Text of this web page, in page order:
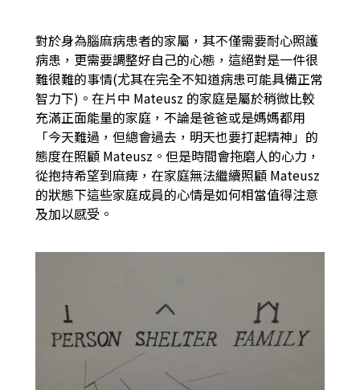
對於身為腦麻病患者的家屬，其不僅需要耐心照護
病患，更需要調整好自己的心態，這絕對是一件很
難很難的事情(尤其在完全不知道病患可能具備正常
智力下)。在片中 Mateusz 的家庭是屬於稍微比較
充滿正面能量的家庭，不論是爸爸或是媽媽都用
「今天難過，但總會過去，明天也要打起精神」的
態度在照顧 Mateusz。但是時間會拖磨人的心力，
從抱持希望到麻痺，在家庭無法繼續照顧 Mateusz
的狀態下這些家庭成員的心情是如何相當值得注意
及加以感受。